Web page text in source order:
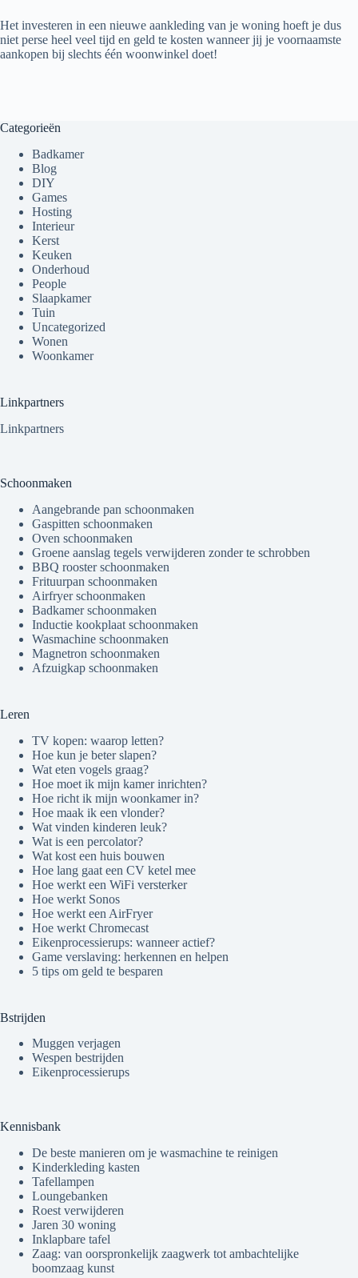
Het investeren in een nieuwe aankleding van je woning hoeft je dus
niet perse heel veel tijd en geld te kosten wanneer jij je voornaamste
aankopen bij slechts één woonwinkel doet!
Categorieën
Badkamer
Blog
DIY
Games
Hosting
Interieur
Kerst
Keuken
Onderhoud
People
Slaapkamer
Tuin
Uncategorized
Wonen
Woonkamer
Linkpartners
Linkpartners
Schoonmaken
Aangebrande pan schoonmaken
Gaspitten schoonmaken
Oven schoonmaken
Groene aanslag tegels verwijderen zonder te schrobben
BBQ rooster schoonmaken
Frituurpan schoonmaken
Airfryer schoonmaken
Badkamer schoonmaken
Inductie kookplaat schoonmaken
Wasmachine schoonmaken
Magnetron schoonmaken
Afzuigkap schoonmaken
Leren
TV kopen: waarop letten?
Hoe kun je beter slapen?
Wat eten vogels graag?
Hoe moet ik mijn kamer inrichten?
Hoe richt ik mijn woonkamer in?
Hoe maak ik een vlonder?
Wat vinden kinderen leuk?
Wat is een percolator?
Wat kost een huis bouwen
Hoe lang gaat een CV ketel mee
Hoe werkt een WiFi versterker
Hoe werkt Sonos
Hoe werkt een AirFryer
Hoe werkt Chromecast
Eikenprocessierups: wanneer actief?
Game verslaving: herkennen en helpen
5 tips om geld te besparen
Bstrijden
Muggen verjagen
Wespen bestrijden
Eikenprocessierups
Kennisbank
De beste manieren om je wasmachine te reinigen
Kinderkleding kasten
Tafellampen
Loungebanken
Roest verwijderen
Jaren 30 woning
Inklapbare tafel
Zaag: van oorspronkelijk zaagwerk tot ambachtelijke
boomzaag kunst